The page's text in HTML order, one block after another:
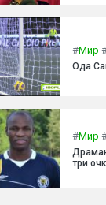
#Мир
Ода
#Мир
три